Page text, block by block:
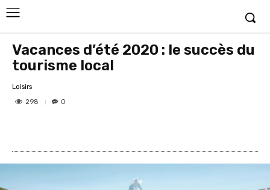
Vacances d’été 2020 : le succès du
tourisme local
Loisirs
298
0